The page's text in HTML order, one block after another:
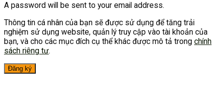
A password will be sent to your email address.
Thông tin cá nhân của bạn sẽ được sử dụng để tăng trải
nghiệm sử dụng website, quản lý truy cập vào tài khoản của
bạn, và cho các mục đích cụ thể khác được mô tả trong chính
sách riêng tư.
Đăng ký